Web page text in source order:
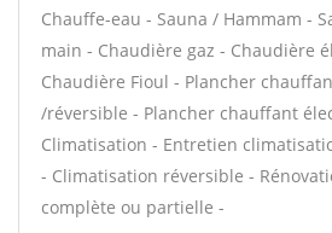
Chauffe-eau - Sauna / Hammam -
main - Chaudière gaz - Chaudière
Chaudière Fioul - Plancher
/réversible - Plancher chauffant
Climatisation - Entretien
- Climatisation réversible -
complète ou partielle -